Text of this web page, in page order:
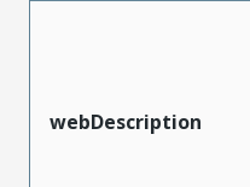
webDescription